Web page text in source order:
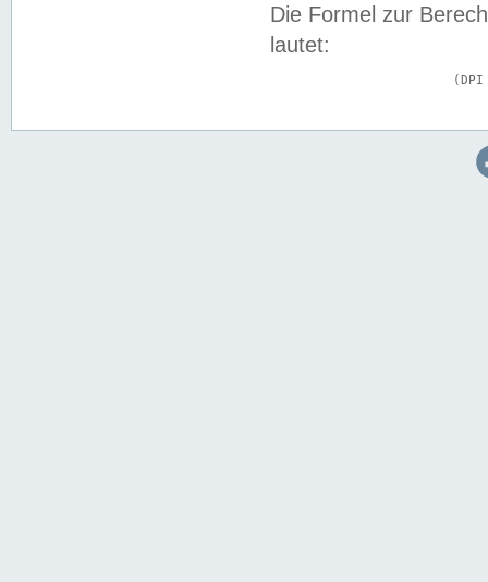
Die Formel zur
lautet: